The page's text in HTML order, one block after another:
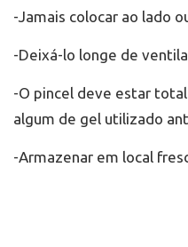
-Jamais colocar ao lado
-Deixá-lo longe de
-O pincel deve estar
algum de gel utilizado
-Armazenar em local